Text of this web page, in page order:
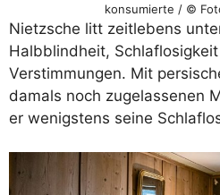
konsumierte / ©
Nietzsche litt zeitlebens
Halbblindheit,
Verstimmungen. Mit
damals noch zugelassenen
er wenigstens seine